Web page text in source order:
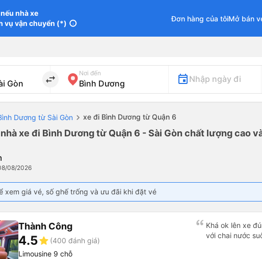
nhà xe
vụ vận chuyển (*) info
Đơn hàng của tôiMở bán
import_export
Nơi đến
Nhập ngày đi
Dương từ Sài Gòn xe đi Bình Dương từ Quận 6
xe đi Bình Dương từ Quận 6 - Sài Gòn chất lượng cao
08/2026
xem giá vé, số ghế trống và ưu đãi khi đặt vé
Thành Công
4.5star (400 đánh giá)
Limousine 9 chỗ
Khá ok lên xe
với chai nước